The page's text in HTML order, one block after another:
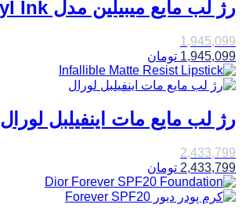
رژ لب مایع میبیلین مدل Vinyl Ink
1,945,099
1,945,099 تومان
رژ لب مایع مات اینفیلبل لورال
2,433,799
2,433,799 تومان